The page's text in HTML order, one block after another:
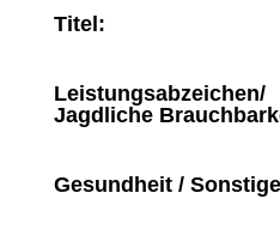
Titel:
Leistungsabzeichen/
Jagdliche
Gesundheit /